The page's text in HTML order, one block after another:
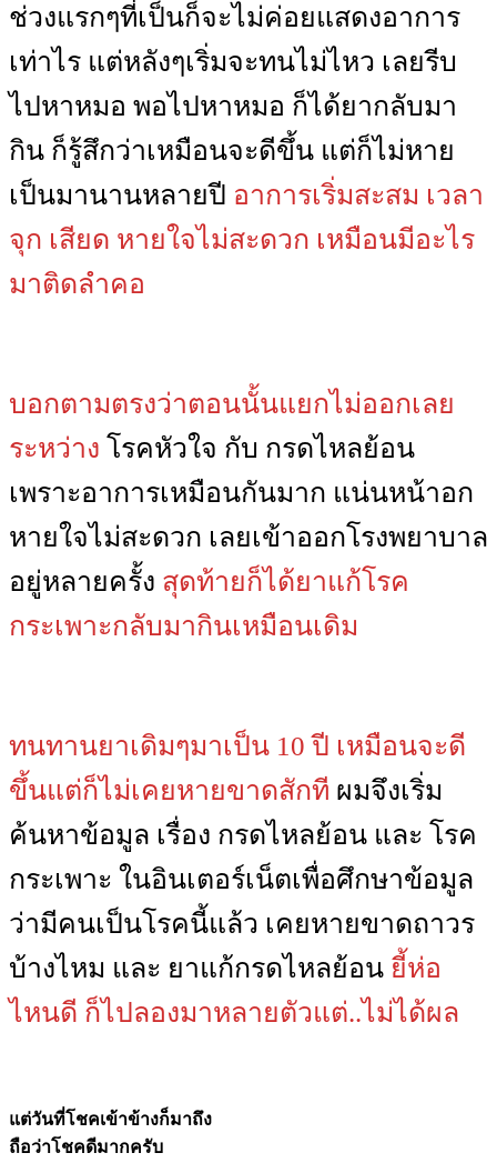
ช่วงแรกๆที่เป็นก็จะไม่ค่อยแสดงอาการ
เท่าไร แต่หลังๆเริ่มจะทนไม่ไหว เลยรีบ
ไปหาหมอ พอไปหาหมอ ก็ได้ยากลับมา
กิน ก็รู้สึกว่าเหมือนจะดีขึ้น แต่ก็ไม่หาย
เป็นมานานหลายปี อาการเริ่มสะสม เวลา
จุก เสียด หายใจไม่สะดวก เหมือนมีอะไร
มาติดลำคอ
บอกตามตรงว่าตอนนั้นแยกไม่ออกเลย
ระหว่าง โรคหัวใจ กับ กรดไหลย้อน
เพราะอาการเหมือนกันมาก แน่นหน้าอก
หายใจไม่สะดวก เลยเข้าออกโรงพยาบาล
อยู่หลายครั้ง สุดท้ายก็ได้ยาแก้โรค
กระเพาะกลับมากินเหมือนเดิม
ทนทานยาเดิมๆมาเป็น 10 ปี เหมือนจะดี
ขึ้นแต่ก็ไม่เคยหายขาดสักที ผมจึงเริ่ม
ค้นหาข้อมูล เรื่อง กรดไหลย้อน และ โรค
กระเพาะ ในอินเตอร์เน็ตเพื่อศึกษาข้อมูล
ว่ามีคนเป็นโรคนี้แล้ว เคยหายขาดถาวร
บ้างไหม และ ยาแก้กรดไหลย้อน ยี้ห่อ
ไหนดี ก็ไปลองมาหลายตัวแต่..ไม่ได้ผล
แต่วันที่โชคเข้าข้างก็มาถึง
ถือว่าโชคดีมากครับ